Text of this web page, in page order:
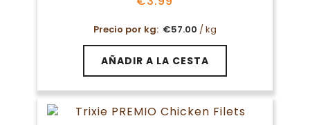
Precio por kg: €57.00 / kg
AÑADIR A LA CESTA